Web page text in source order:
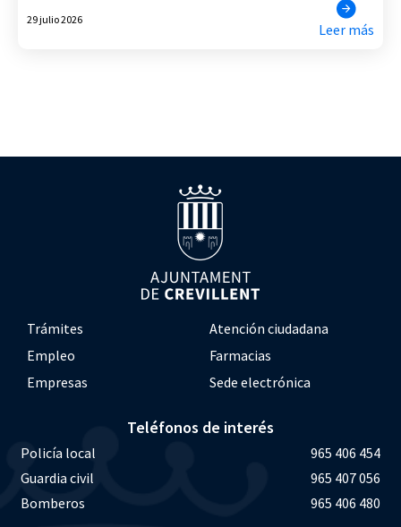
29 julio 2026
Leer más
Trámites
Atención ciudadana
Empleo
Farmacias
Empresas
Sede electrónica
Teléfonos de interés
Policía local
965 406 454
Guardia civil
965 407 056
Bomberos
965 406 480